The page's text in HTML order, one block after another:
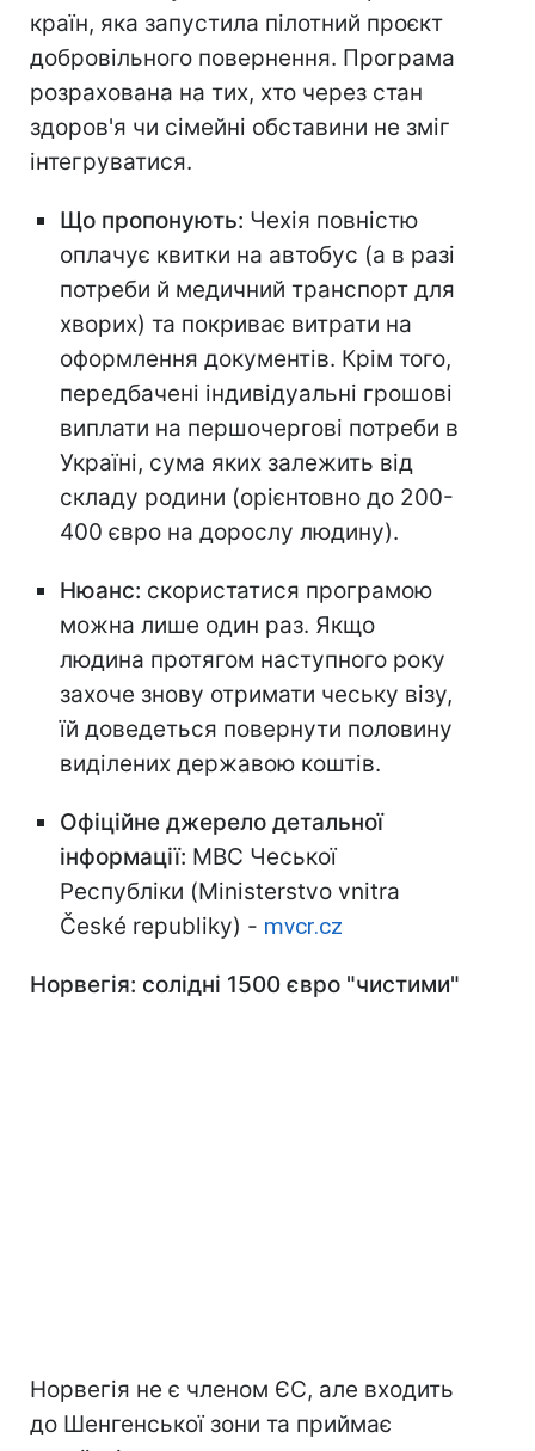
країн, яка запустила пілотний проєкт
добровільного повернення. Програма
розрахована на тих, хто через стан
здоров'я чи сімейні обставини не зміг
інтегруватися.
Що пропонують: Чехія повністю
оплачує квитки на автобус (а в разі
потреби й медичний транспорт для
хворих) та покриває витрати на
оформлення документів. Крім того,
передбачені індивідуальні грошові
виплати на першочергові потреби в
Україні, сума яких залежить від
складу родини (орієнтовно до 200-
400 євро на дорослу людину).
Нюанс: скористатися програмою
можна лише один раз. Якщо
людина протягом наступного року
захоче знову отримати чеську візу,
їй доведеться повернути половину
виділених державою коштів.
Офіційне джерело детальної
інформації: МВС Чеської
Республіки (Ministerstvo vnitra
České republiky) - mvcr.cz
Норвегія: солідні 1500 євро "чистими"
Норвегія не є членом ЄС, але входить
до Шенгенської зони та приймає